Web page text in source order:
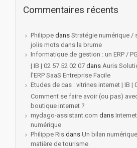
Commentaires récents
Philippe dans Stratégie numérique /
jolis mots dans la brume
Informatique de gestion : un ERP /
| IB | 02 57 52 02 07 dans Auris
l’ERP SaaS Entreprise Facile
Etudes de cas : vitrines internet | IB |
Comment se faire avoir (ou pas)
boutique internet ?
mydago-assistant.com dans
numérique
Philippe Ris dans Un bilan
matière de tourisme